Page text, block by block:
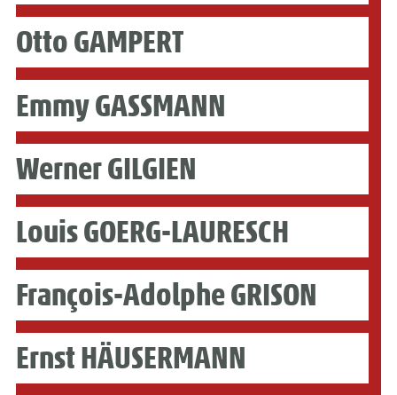
Otto GAMPERT
Emmy GASSMANN
Werner GILGIEN
Louis GOERG-LAURESCH
François-Adolphe GRISON
Ernst HÄUSERMANN